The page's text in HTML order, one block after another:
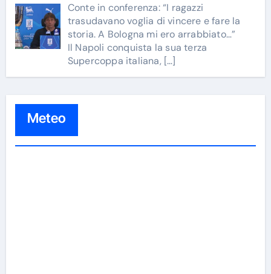
Conte in conferenza: “I ragazzi
trasudavano voglia di vincere e fare la
storia. A Bologna mi ero arrabbiato…”
Il Napoli conquista la sua terza
Supercoppa italiana, […]
Meteo